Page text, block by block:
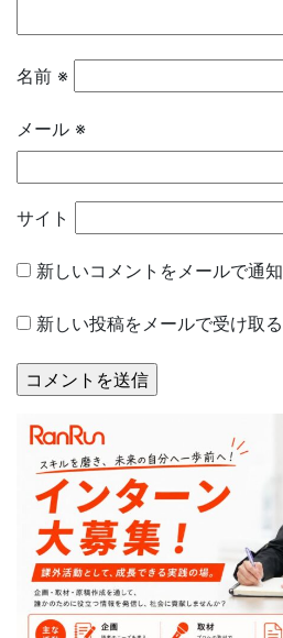
名前 ※
メール ※
サイト
新しいコメントをメールで通知
新しい投稿をメールで受け取る